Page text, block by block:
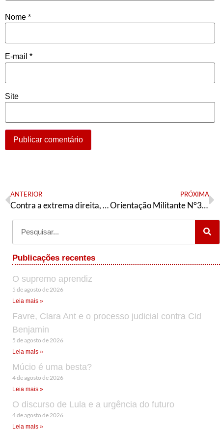
Nome *
E-mail *
Site
ANTERIOR
Contra a extrema direita, PT na oposição!
PRÓXIMA
Orientação Militante N°399 (20 de dezembro de 2023)
Publicações recentes
O supremo aprendiz
5 de agosto de 2026
Leia mais »
Favre, Clara Ant e o processo judicial contra Cid
Benjamin
5 de agosto de 2026
Leia mais »
Múcio é uma besta?
4 de agosto de 2026
Leia mais »
O discurso de Lula e a urgência do futuro
4 de agosto de 2026
Leia mais »